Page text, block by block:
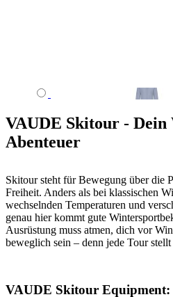
VAUDE Skitour -
Abenteuer
Skitour steht für Bewegung über die
Freiheit. Anders als bei klassischen
wechselnden Temperaturen und
genau hier kommt gute
Ausrüstung muss atmen, dich vor
beweglich sein – denn jede Tour
VAUDE Skitour